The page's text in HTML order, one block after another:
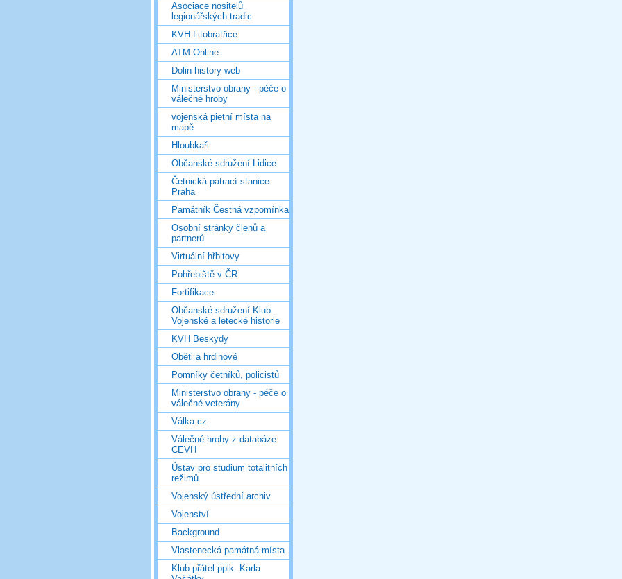
Asociace nositelů
legionářských tradic
KVH Litobratřice
ATM Online
Dolin history web
Ministerstvo obrany - péče o
válečné hroby
vojenská pietní místa na
mapě
Hloubkaři
Občanské sdružení Lidice
Četnická pátrací stanice
Praha
Památník Čestná vzpomínka
Osobní stránky členů a
partnerů
Virtuální hřbitovy
Pohřebiště v ČR
Fortifikace
Občanské sdružení Klub
Vojenské a letecké historie
KVH Beskydy
Oběti a hrdinové
Pomníky četníků, policistů
Ministerstvo obrany - péče o
válečné veterány
Válka.cz
Válečné hroby z databáze
CEVH
Ústav pro studium totalitních
režimů
Vojenský ústřední archiv
Vojenství
Background
Vlastenecká památná místa
Klub přátel pplk. Karla